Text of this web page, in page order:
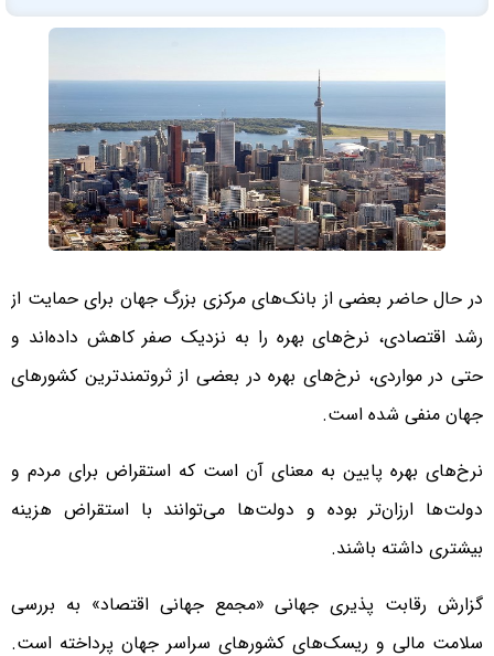
در حال حاضر بعضی از بانک‌های مرکزی بزرگ جهان برای حمایت از
رشد اقتصادی، نرخ‌های بهره را به نزدیک صفر کاهش داده‌اند و
حتی در مواردی، نرخ‌های بهره در بعضی از ثروتمندترین کشورهای
جهان منفی شده است.
نرخ‌های بهره پایین به معنای آن است که استقراض برای مردم و
دولت‌ها ارزان‌تر بوده و دولت‌ها می‌توانند با استقراض هزینه‌
بیشتری داشته باشند.
گزارش رقابت پذیری جهانی «مجمع جهانی اقتصاد» به بررسی
سلامت مالی و ریسک‌های کشورهای سراسر جهان پرداخته است.